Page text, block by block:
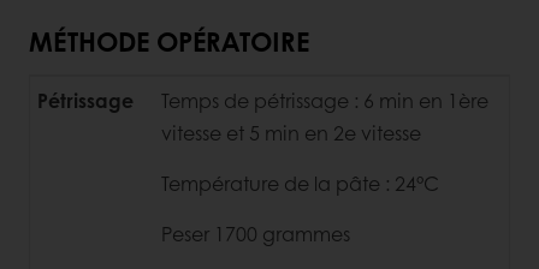
MÉTHODE OPÉRATOIRE
Pétrissage
Temps de pétrissage : 6 min en 1ère
vitesse et 5 min en 2e vitesse
Température de la pâte : 24°C
Peser 1700 grammes